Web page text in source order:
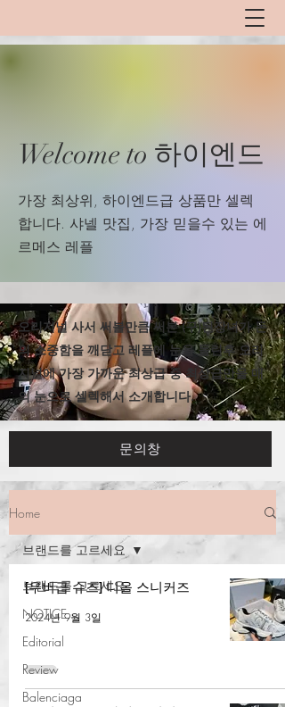
Welcome to 하이엔드
​가장 최상위, 하이엔드급 상품만 셀렉
합니다. 샤넬 맛집, 가장 믿을수 있는 에
르메스 레플
​오리지널 사서 써볼만큼 써본 (구)된장녀가 돈
의 소중함을 깨닫고 레플에 눈을 돌린후 오리
지널에 가장 가까운 최상급 중 최상급만을 매
의 눈으로 셀렉해서 소개합니다.
문의창
Home
브랜드를 고르세요
NOTICE
Editorial
Review
Balenciaga
브랜드를 고르세요
[우버급 슈즈] 디올 스니커즈
2024년 9월 3일